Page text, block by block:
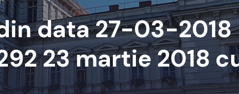
data 27-03-2018
23 martie 2018